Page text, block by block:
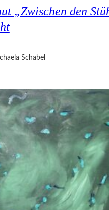
„Zwischen den
Schabel